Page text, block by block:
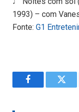
1993) – com
Fonte: G1
Facebook